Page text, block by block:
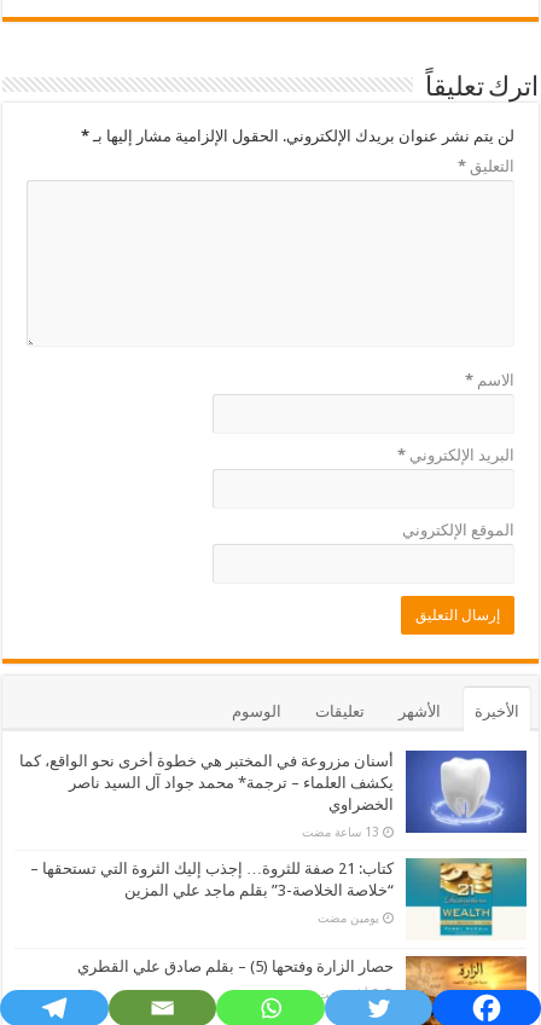
اترك تعليقاً
لن يتم نشر عنوان بريدك الإلكتروني. الحقول الإلزامية مشار إليها بـ*
التعليق*
الاسم*
البريد الإلكتروني*
الموقع الإلكتروني
الأخيرة الأشهر تعليقات الوسوم
أسنان مزروعة في المختبر هي خطوة أخرى نحو الواقع، كما
يكشف العلماء – ترجمة* محمد جواد آل السيد ناصر
الخضراوي
كتاب: 21 صفة للثروة… إجذب إليك الثروة التي تستحقها –
“خلاصة الخلاصة-3” بقلم ماجد علي المزين
‏يومين مضت
حصار الزارة وفتحها (5) – بقلم صادق علي القطري
‏3 أيام مضت